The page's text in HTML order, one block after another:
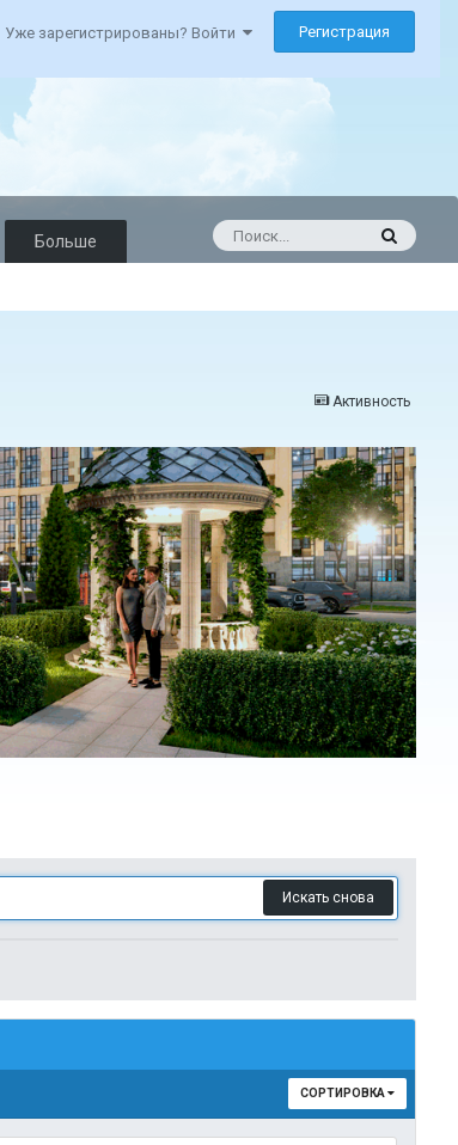
Уже зарегистрированы? Войти Регистрация
Больше
Активность
Искать снова
СОРТИРОВКА